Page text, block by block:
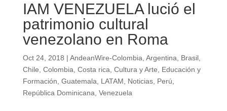
IAM VENEZUELA lució el
patrimonio cultural
venezolano en Roma
Oct 24, 2018 | AndeanWire-Colombia Argentina Brasil,
Chile Colombia Costa rica Cultura y Arte
Educación y
Formación Guatemala LATAM Noticias, Perú
República Dominicana Venezuela